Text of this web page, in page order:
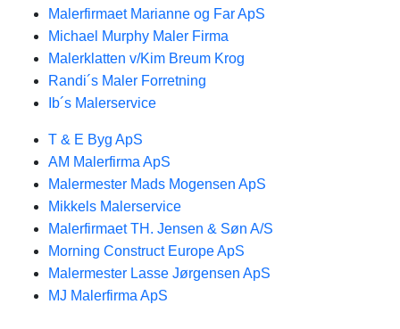
Malerfirmaet Marianne og Far ApS
Michael Murphy Maler Firma
Malerklatten v/Kim Breum Krog
Randi´s Maler Forretning
Ib´s Malerservice
T & E Byg ApS
AM Malerfirma ApS
Malermester Mads Mogensen ApS
Mikkels Malerservice
Malerfirmaet TH. Jensen & Søn A/S
Morning Construct Europe ApS
Malermester Lasse Jørgensen ApS
MJ Malerfirma ApS